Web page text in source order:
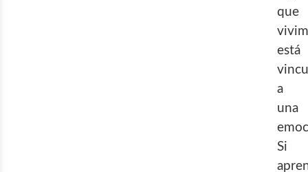
que
está
a
una
Si